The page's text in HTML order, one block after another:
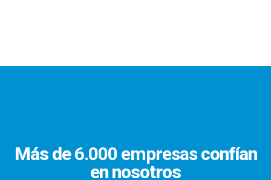
Más de6.000 empresasconfían
en nosotros